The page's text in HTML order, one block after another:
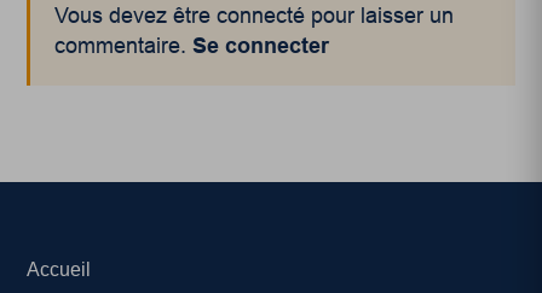
Vous devez être connecté pour laisser un
commentaire.Se connecter
Accueil